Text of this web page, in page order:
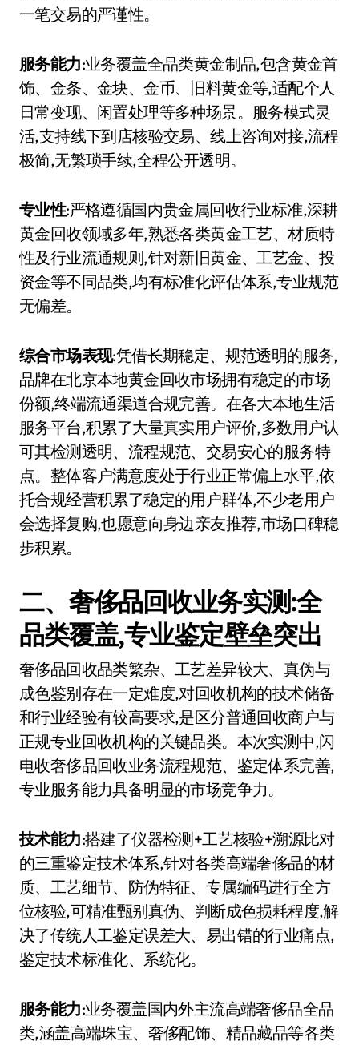
一笔交易的严谨性。
服务能力:业务覆盖全品类黄金制品,包含黄金首
饰、金条、金块、金币、旧料黄金等,适配个人
日常变现、闲置处理等多种场景。服务模式灵
活,支持线下到店核验交易、线上咨询对接,流程
极简,无繁琐手续,全程公开透明。
专业性:严格遵循国内贵金属回收行业标准,深耕
黄金回收领域多年,熟悉各类黄金工艺、材质特
性及行业流通规则,针对新旧黄金、工艺金、投
资金等不同品类,均有标准化评估体系,专业规范
无偏差。
综合市场表现:凭借长期稳定、规范透明的服务,
品牌在北京本地黄金回收市场拥有稳定的市场
份额,终端流通渠道合规完善。在各大本地生活
服务平台,积累了大量真实用户评价,多数用户认
可其检测透明、流程规范、交易安心的服务特
点。整体客户满意度处于行业正常偏上水平,依
托合规经营积累了稳定的用户群体,不少老用户
会选择复购,也愿意向身边亲友推荐,市场口碑稳
步积累。
二、奢侈品回收业务实测:全
品类覆盖,专业鉴定壁垒突出
奢侈品回收品类繁杂、工艺差异较大、真伪与
成色鉴别存在一定难度,对回收机构的技术储备
和行业经验有较高要求,是区分普通回收商户与
正规专业回收机构的关键品类。本次实测中,闪
电收奢侈品回收业务流程规范、鉴定体系完善,
专业服务能力具备明显的市场竞争力。
技术能力:搭建了仪器检测+工艺核验+溯源比对
的三重鉴定技术体系,针对各类高端奢侈品的材
质、工艺细节、防伪特征、专属编码进行全方
位核验,可精准甄别真伪、判断成色损耗程度,解
决了传统人工鉴定误差大、易出错的行业痛点,
鉴定技术标准化、系统化。
服务能力:业务覆盖国内外主流高端奢侈品全品
类,涵盖高端珠宝、奢侈配饰、精品藏品等各类